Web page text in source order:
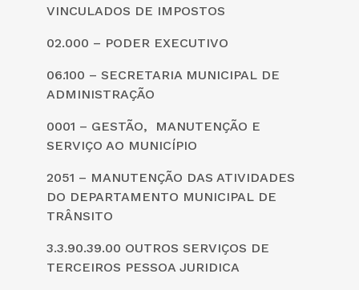
VINCULADOS DE IMPOSTOS
02.000 – PODER EXECUTIVO
06.100 – SECRETARIA MUNICIPAL DE
ADMINISTRAÇÃO
0001 – GESTÃO, MANUTENÇÃO E
SERVIÇO AO MUNICÍPIO
2051 – MANUTENÇÃO DAS ATIVIDADES
DO DEPARTAMENTO MUNICIPAL DE
TRÂNSITO
3.3.90.39.00 OUTROS SERVIÇOS DE
TERCEIROS PESSOA JURIDICA